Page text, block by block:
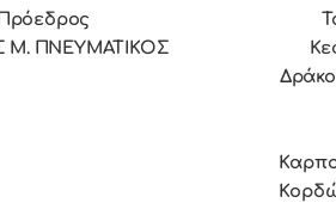
Πρόεδρoς Τα
Μ. ΠΝΕΥΜΑΤΙΚΟΣ